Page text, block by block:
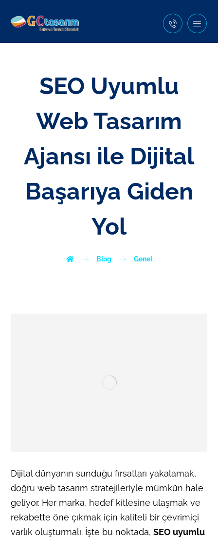
SEO Uyumlu
Web Tasarım
Ajansı ile Dijital
Başarıya Giden
Yol
Blog Genel
Dijital dünyanın sunduğu fırsatları yakalamak,
doğru web tasarım stratejileriyle mümkün hale
geliyor. Her marka, hedef kitlesine ulaşmak ve
rekabette öne çıkmak için kaliteli bir çevrimiçi
varlık oluşturmalı. İşte bu noktada,SEO uyumlu